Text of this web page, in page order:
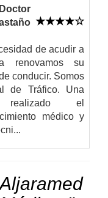
de acudir a
renovamos su
conducir. Somos
de Tráfico. Una
el
médico y
Aljaramed